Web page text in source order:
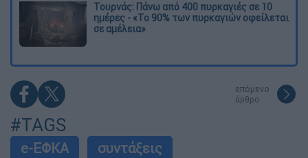
Τουρνάς: Πάνω από 400 πυρκαγιές σε 10
ημέρες - «Το 90% των πυρκαγιών οφείλεται
σε αμέλεια»
επόμενο
άρθρο
#TAGS
e-ΕΦΚΑ
συντάξεις